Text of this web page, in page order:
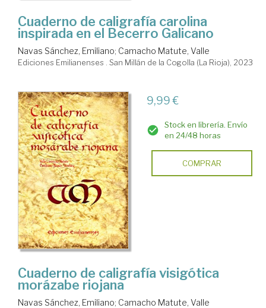
Cuaderno de caligrafía carolina
inspirada en el Becerro Galicano
Navas Sánchez, Emiliano; Camacho Matute, Valle
Ediciones Emilianenses . San Millán de la Cogolla (La Rioja), 2023
9,99 €
Stock en librería. Envío
en 24/48 horas
COMPRAR
Cuaderno de caligrafía visigótica
morázabe riojana
Navas Sánchez, Emiliano; Camacho Matute, Valle